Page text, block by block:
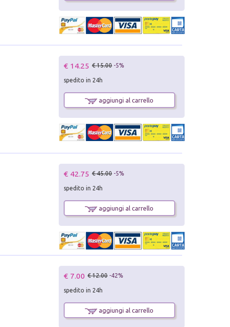
€ 14.25 € 15.00 -5%
spedito in 24h
aggiungi al carrello
€ 42.75 € 45.00 -5%
spedito in 24h
aggiungi al carrello
€ 7.00 € 12.00 -42%
spedito in 24h
aggiungi al carrello